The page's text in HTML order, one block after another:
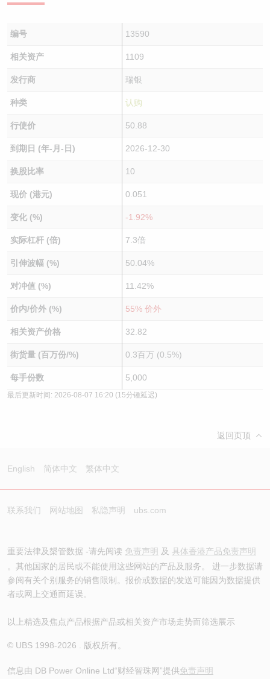
编号 13590
相关资产 1109
发行商 瑞银
种类 认购
行使价 50.88
到期日 (年-月-日) 2026-12-30
换股比率 10
现价 (港元) 0.051
变化 (%) -1.92%
实际杠杆 (倍) 7.3倍
引伸波幅 (%) 50.04%
对冲值 (%) 11.42%
价内/价外 (%) 55% 价外
相关资产价格 32.82
街货量 (百万份/%) 0.3百万 (0.5%)
每手份数 5,000
最后更新时间: 2026-08-07 16:20 (15分锺延迟)
返回页顶
English 简体中文 繁体中文
联系我们 网站地图 私隐声明 ubs.com
重要法律及槼管数据 -请先阅读 免责声明 及 具体香港产品免责声明
。其他国家的居民或不能使用这些网站的产品及服务。 进一步数据请
参阅有关个别服务的销售限制。报价或数据的发送可能因为数据提供
者或网上交通而延误。
以上精选及焦点产品根据产品或相关资产市场走势而筛选展示
© UBS 1998-2026 . 版权所有。
信息由 DB Power Online Ltd“财经智珠网”提供免责声明
牛熊证文件及公告 (瑞信)
收市竞价变化